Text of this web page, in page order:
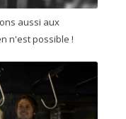
aussi aux
n'est possible !